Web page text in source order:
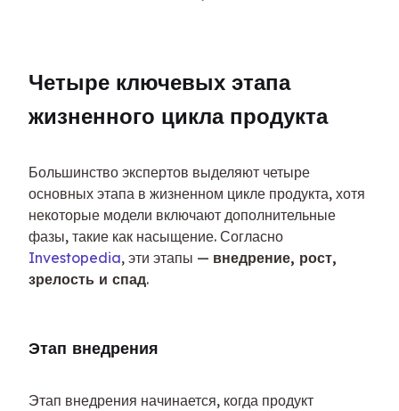
Четыре ключевых этапа
жизненного цикла продукта
Большинство экспертов выделяют четыре
основных этапа в жизненном цикле продукта, хотя
некоторые модели включают дополнительные
Investopedia, эти этапы — внедрение, рост,
зрелость и спад.
Этап внедрения
Этап внедрения начинается, когда продукт